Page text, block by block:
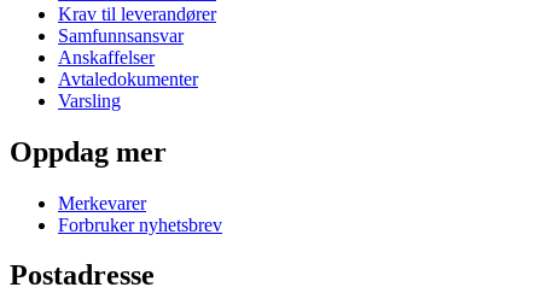
Krav til leverandører
Samfunnsansvar
Anskaffelser
Avtaledokumenter
Varsling
Oppdag mer
Merkevarer
Forbruker nyhetsbrev
Postadresse